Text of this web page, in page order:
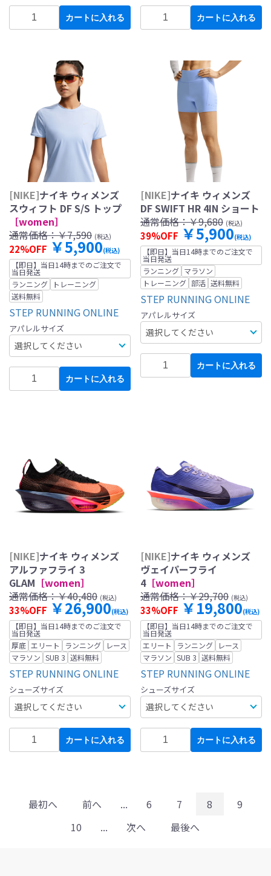
カートに入れる カートに入れる
[NIKE]ナイキ ウィメンズ
スウィフト DF S/S トップ
［women］
通常価格：￥7,590 (税込)
22%OFF ￥5,900(税込)
【即日】当日14時までのご注文で
当日発送
ランニング
トレーニング
送料無料
STEP RUNNING ONLINE
アパレルサイズ
カートに入れる
[NIKE]ナイキ ウィメンズ
DF SWIFT HR 4IN ショート
通常価格：￥9,680 (税込)
39%OFF ￥5,900(税込)
【即日】当日14時までのご注文で
当日発送
ランニング マラソン
トレーニング 部活 送料無料
STEP RUNNING ONLINE
アパレルサイズ
カートに入れる
[NIKE]ナイキ ウィメンズ
アルファフライ 3
GLAM ［women］
通常価格：￥40,480 (税込)
33%OFF ￥26,900(税込)
【即日】当日14時までのご注文で
当日発送
厚底 エリート ランニング
レース
マラソン SUB 3 送料無料
STEP RUNNING ONLINE
シューズサイズ
カートに入れる
[NIKE]ナイキ ウィメンズ
ヴェイパーフライ
4［women］
通常価格：￥29,700 (税込)
33%OFF ￥19,800(税込)
【即日】当日14時までのご注文で
当日発送
エリート
ランニング
レース
マラソン SUB 3 送料無料
STEP RUNNING ONLINE
シューズサイズ
カートに入れる
最初へ 前へ ... 6 7 8
9
10
... 次へ 最後へ